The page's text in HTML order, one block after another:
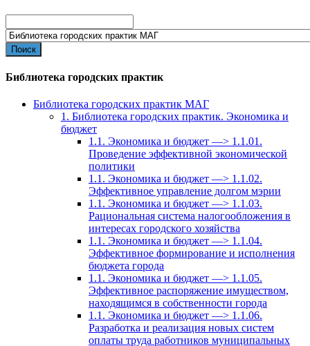
for:
Библиотека городских практик
Библиотека городских практик МАГ
1. Библиотека городских практик. Экономика и
бюджет
1.1. Экономика и бюджет —> 1.1.01.
Проведение эффективной экономической
политики
1.1. Экономика и бюджет —> 1.1.02.
Эффективное управление долгом мэрии
1.1. Экономика и бюджет —> 1.1.03.
Рациональная система налогообложения в
интересах городского хозяйства
1.1. Экономика и бюджет —> 1.1.04.
Эффективное формирование и исполнения
бюджета города
1.1. Экономика и бюджет —> 1.1.05.
Эффективное распоряжение имуществом,
находящимся в собственности города
1.1. Экономика и бюджет —> 1.1.06.
Разработка и реализация новых систем
оплаты труда работников муниципальных